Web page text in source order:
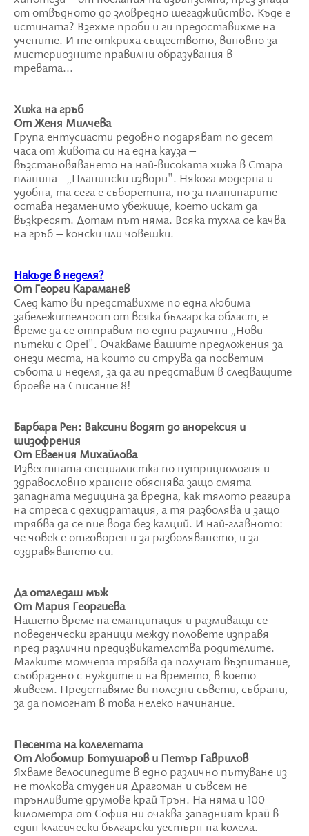
от отвъдното до зловредно шегаджийство. Къде е
истината? Взехме проби и ги предоставихме на
учените. И те откриха съществото, виновно за
мистериозните правилни образувания в
тревата...
Хижа на гръб
От Женя Милчева
Група ентусиасти редовно подаряват по десет
часа от живота си на една кауза –
възстановяването на най-високата хижа в Стара
планина - „Планински извори". Някога модерна и
удобна, та сега е съборетина, но за планинарите
остава незаменимо убежище, което искат да
възкресят. Дотам път няма. Всяка тухла се качва
на гръб – конски или човешки.
Накъде в неделя?
От Георги Караманев
След като ви представихме по една любима
забележителност от всяка българска област, е
време да се отправим по едни различни „Нови
пътеки с Opel". Очакваме вашите предложения за
онези места, на които си струва да посветим
събота и неделя, за да ги представим в следващите
броеве на Списание 8!
Барбара Рен: Ваксини водят до анорексия и
шизофрения
От Евгения Михайлова
Известната специалистка по нутрициология и
здравословно хранене обяснява защо смята
западната медицина за вредна, как тялото реагира
на стреса с дехидратация, а тя разболява и защо
трябва да се пие вода без калций. И най-главното:
че човек е отговорен и за разболяването, и за
оздравяването си.
Да отгледаш мъж
От Мария Георгиева
Нашето време на еманципация и размиващи се
поведенчески граници между половете изправя
пред различни предизвикателства родителите.
Малките момчета трябва да получат възпитание,
съобразено с нуждите и на времето, в което
живеем. Представяме ви полезни съвети, събрани,
за да помогнат в това нелеко начинание.
Песента на колелетата
От Любомир Ботушаров и Петър Гаврилов
Яхваме велосипедите в едно различно пътуване из
не толкова студения Драгоман и съвсем не
трънливите друмове край Трън. На няма и 100
километра от София ни очаква западният край в
един класически български уестърн на колела.